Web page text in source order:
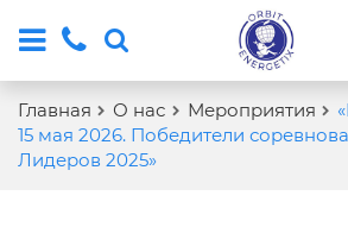
Главная О нас Мероприятия
15 мая 2026. Победители
Лидеров 2025»